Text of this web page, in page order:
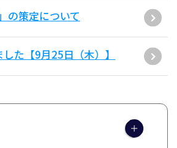
の策定について
た【9月25日（木）】